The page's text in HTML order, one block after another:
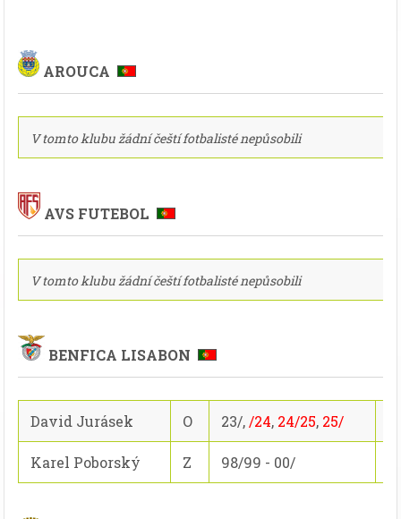
AROUCA
V tomto klubu žádní čeští fotbalisté nepůsobili
AVS FUTEBOL
V tomto klubu žádní čeští fotbalisté nepůsobili
BENFICA LISABON
David Jurásek O 23/,/24, 24/25, 25/
Karel Poborský Z 98/99 - 00/